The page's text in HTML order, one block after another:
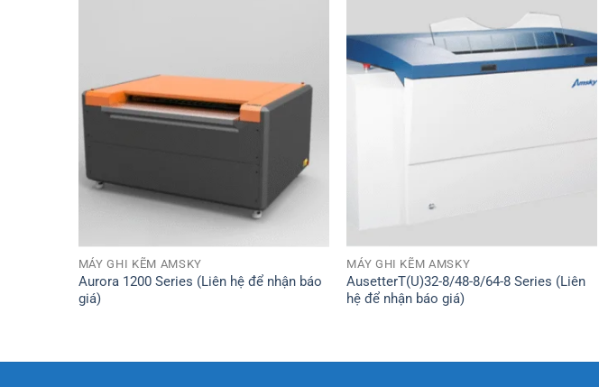
yêu
thích
MÁY GHI KẼM AMSKY
Aurora 1200 Series (Liên hệ để nhận báo
giá)
Thêm
yêu
MÁY GHI KẼM AMSKY
AusetterT(U)32-8/48-8/64-8 Series (Liên
hệ để nhận báo giá)